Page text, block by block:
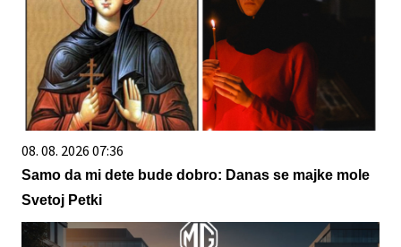
08. 08. 2026 07:36
Samo da mi dete bude dobro: Danas se majke mole
Svetoj Petki